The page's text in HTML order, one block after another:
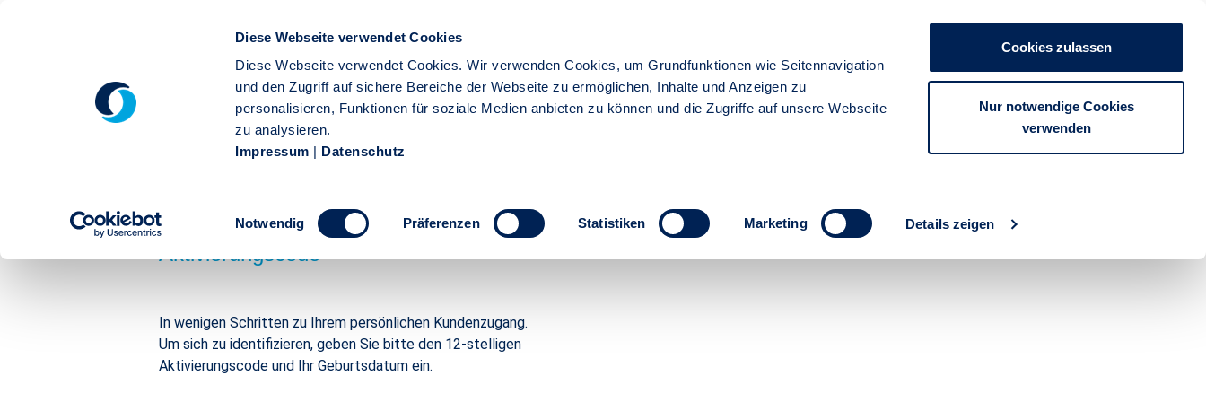
Diese Webseite verwendet Cookies
Diese Webseite verwendet Cookies. Wir verwenden Cookies, um Grundfunktionen wie Seitennavigation
und den Zugriff auf sichere Bereiche der Webseite zu ermöglichen, Inhalte und Anzeigen zu
personalisieren, Funktionen für soziale Medien anbieten zu können und die Zugriffe auf unsere Webseite
zu analysieren.
Impressum | Datenschutz
Einwilligungsauswahl
Notwendig Präferenzen Statistiken Marketing Details zeigen
Cookies zulassen
Nur notwendige Cookies
verwenden
anmelden
Vorteile Häufige Fragen
meineStuttgarter | Aktivierung - Kundenportal
Aktivierungscode
In wenigen Schritten zu Ihrem persönlichen Kundenzugang.
Um sich zu identifizieren, geben Sie bitte den 12-stelligen
Aktivierungscode und Ihr Geburtsdatum ein.